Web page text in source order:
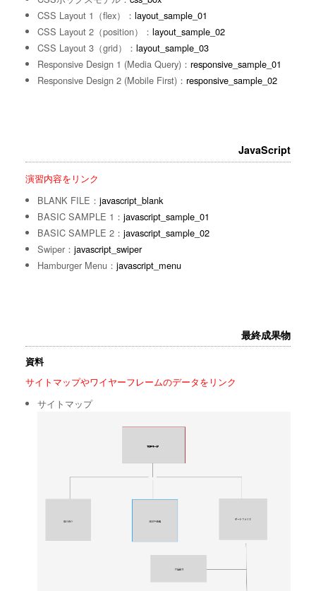
CSS Layout 1（flex）：layout_sample_01
CSS Layout 2（position）：layout_sample_02
CSS Layout 3（grid）：layout_sample_03
Responsive Design 1 (Media Query)：responsive_sample_01
Responsive Design 2 (Mobile First)：responsive_sample_02
JavaScript
演習内容をリンク
BLANK FILE：javascript_blank
BASIC SAMPLE 1：javascript_sample_01
BASIC SAMPLE 2：javascript_sample_02
Swiper：javascript_swiper
Hamburger Menu：javascript_menu
最終成果物
資料
サイトマップやワイヤーフレームのデータをリンク
サイトマップ